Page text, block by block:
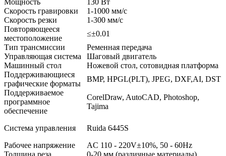
Скорость гравировки
1-1000 мм/с
Скорость резки
1-300 мм/с
Повторяющееся
местоположение
≤±0.01
Тип трансмиссии
Ременная передача
Управляющая система
Шаговый двигатель
Машинный стол
Ножевой стол, сотовидная платформа
Поддерживающиеся
графические форматы
BMP, HPGL(PLT), JPEG, DXF,AI, DST
Поддерживаемое
программное
обеспечение
CorelDraw, AutoCAD, Photoshop,
Tajima
Система управления
Ruida 6445S
Рабочее напряжение
AC 110 - 220V±10%, 50 - 60Hz
Толщина реза
0-20 мм (различные материалы)